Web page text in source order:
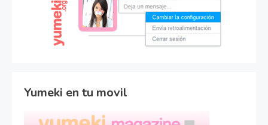
Yumeki en tu movil